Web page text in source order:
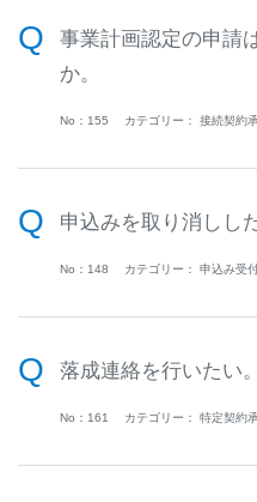
事業計画認定の申請
か。
No：155 カテゴリー： 接続契約
申込みを取り消しし
No：148 カテゴリー： 申込み受
落成連絡を行いたい。
No：161 カテゴリー： 特定契約